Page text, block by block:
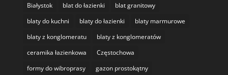
Białystok blat do łazienki
blat granitowy
blaty do kuchni
blaty do łazienki
blaty marmurowe
blaty z konglomeratu
blaty z konglomeratów
ceramika łazienkowa
Częstochowa
formy do wibroprasy
gazon prostokątny